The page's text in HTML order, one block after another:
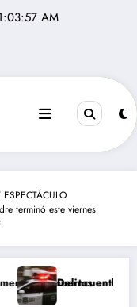
AM
ESPECTÁCULO
terminó este viernes
muertos en la crisis.
Delincuentes matan a